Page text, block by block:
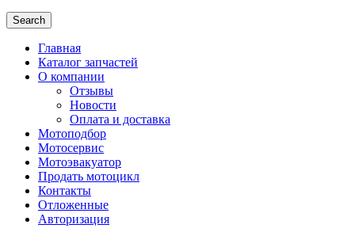
Search
Главная
Каталог запчастей
О компании
Отзывы
Новости
Оплата и доставка
Мотоподбор
Мотосервис
Мотоэвакуатор
Продать мотоцикл
Контакты
Отложенные
Авторизация